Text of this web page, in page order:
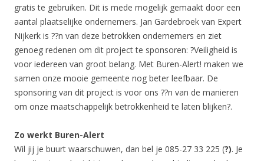
gratis te gebruiken. Dit is mede mogelijk gemaakt door een
aantal plaatselijke ondernemers. Jan Gardebroek van Expert
Nijkerk is ??n van deze betrokken ondernemers en ziet
genoeg redenen om dit project te sponsoren: ?Veiligheid is
voor iedereen van groot belang. Met Buren-Alert! maken we
samen onze mooie gemeente nog beter leefbaar. De
sponsoring van dit project is voor ons ??n van de manieren
om onze maatschappelijk betrokkenheid te laten blijken?.
Zo werkt Buren-Alert
Wil jij je buurt waarschuwen, dan bel je 085-27 33 225 (?). Je